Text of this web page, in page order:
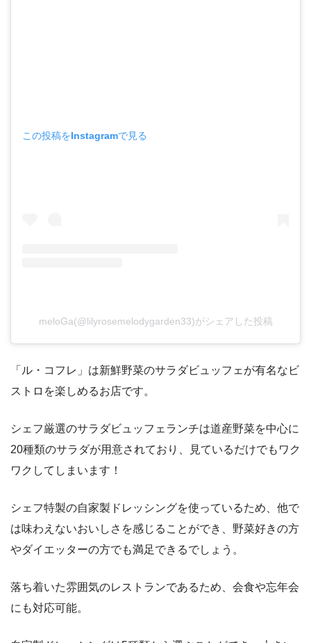
この投稿をInstagramで見る
meloGa(@lilyrosemelodygarden33)がシェアした投稿
「ル・コフレ」は新鮮野菜のサラダビュッフェが有名なビ
ストロを楽しめるお店です。
シェフ厳選のサラダビュッフェランチは道産野菜を中心に
20種類のサラダが用意されており、見ているだけでもワク
ワクしてしまいます！
シェフ特製の自家製ドレッシングを使っているため、他で
は味わえないおいしさを感じることができ、野菜好きの方
やダイエッターの方でも満足できるでしょう。
落ち着いた雰囲気のレストランであるため、会食や忘年会
にも対応可能。